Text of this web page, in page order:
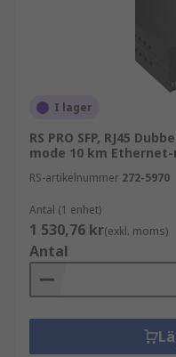
I lager
RS PRO SFP, RJ45
mode 10 km
RS-artikelnummer 272-5970
Antal (1 enhet)
1 530,76 kr(exkl. moms)
Antal